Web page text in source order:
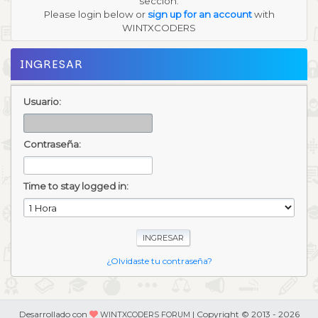
Please login below or sign up for an accountwith
WINTXCODERS
INGRESAR
Usuario:
Contraseña:
Time to stay logged in:
¿Olvidaste tu contraseña?
Desarrollado con WINTXCODERS FORUM | Copyright © 2013 - 2026